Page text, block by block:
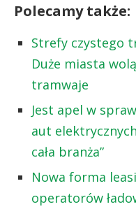
Polecamy także:
Strefy czystego
Duże miasta
tramwaje
Jest apel w
aut
cała branża”
Nowa forma
operatorów